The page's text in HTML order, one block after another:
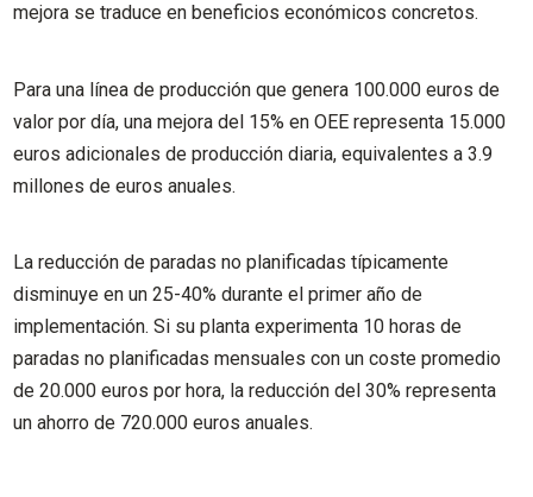
mejora se traduce en beneficios económicos concretos.
Para una línea de producción que genera 100.000 euros de
valor por día, una mejora del 15% en OEE representa 15.000
euros adicionales de producción diaria, equivalentes a 3.9
millones de euros anuales.
La reducción de paradas no planificadas típicamente
disminuye en un 25-40% durante el primer año de
implementación. Si su planta experimenta 10 horas de
paradas no planificadas mensuales con un coste promedio
de 20.000 euros por hora, la reducción del 30% representa
un ahorro de 720.000 euros anuales.